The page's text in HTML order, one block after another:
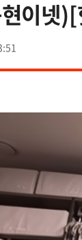
이넷